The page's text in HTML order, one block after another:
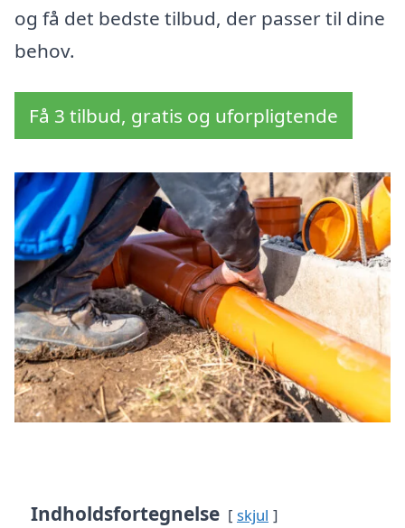
og få det bedste tilbud, der passer til dine
behov.
Få 3 tilbud, gratis og uforpligtende
Indholdsfortegnelse skjul